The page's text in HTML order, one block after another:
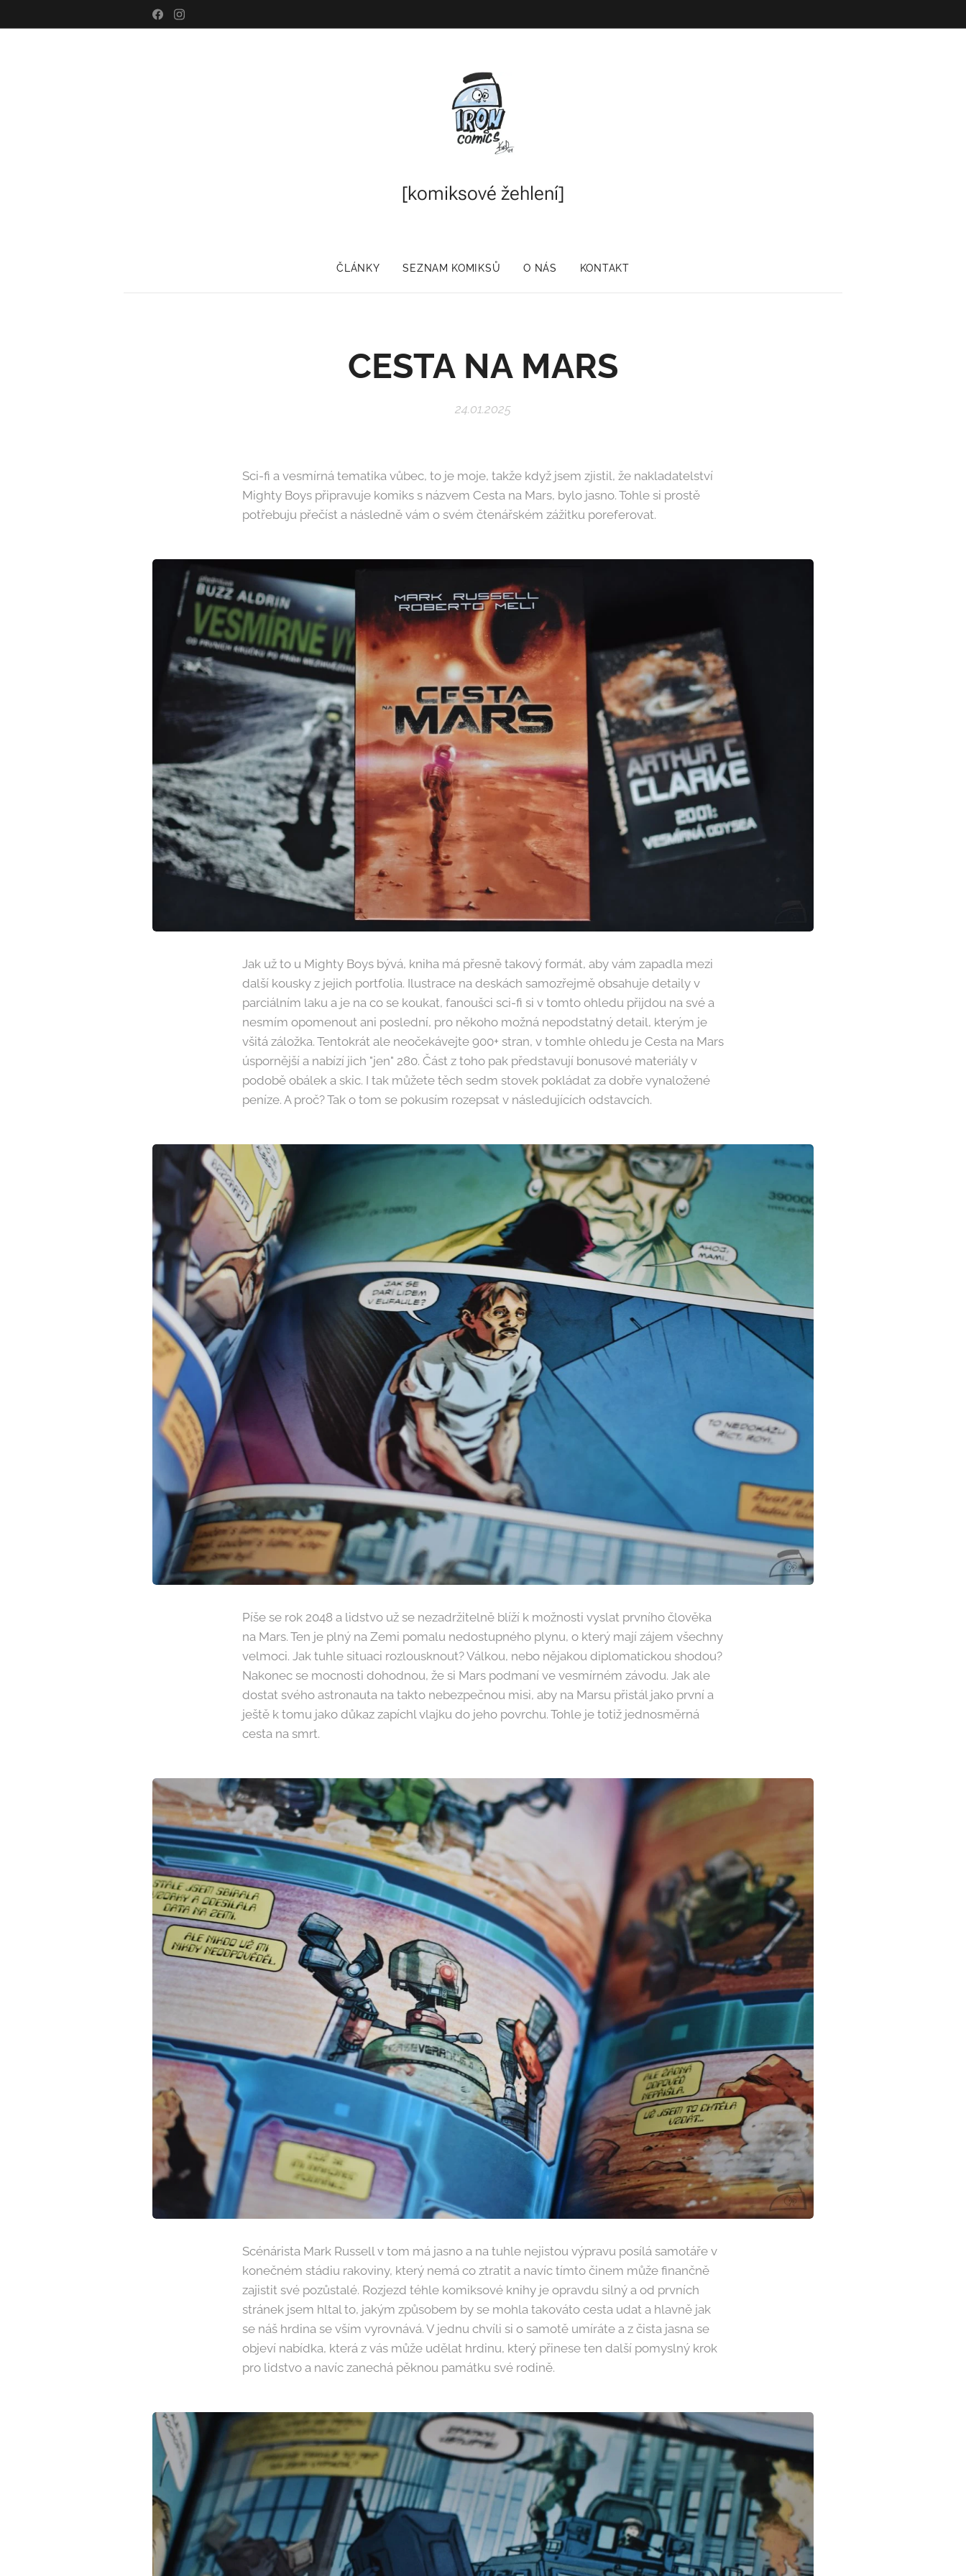
[komiksové žehlení]
ČLÁNKY SEZNAM KOMIKSŮ O NÁS KONTAKT
CESTA NA MARS
24.01.2025
Sci-fi a vesmírná tematika vůbec, to je moje, takže když jsem zjistil, že nakladatelství
Mighty Boys připravuje komiks s názvem Cesta na Mars, bylo jasno. Tohle si prostě
potřebuju přečíst a následně vám o svém čtenářském zážitku poreferovat.
Jak už to u Mighty Boys bývá, kniha má přesně takový formát, aby vám zapadla mezi
další kousky z jejich portfolia. Ilustrace na deskách samozřejmě obsahuje detaily v
parciálním laku a je na co se koukat, fanoušci sci-fi si v tomto ohledu přijdou na své a
nesmím opomenout ani poslední, pro někoho možná nepodstatný detail, kterým je
všitá záložka. Tentokrát ale neočekávejte 900+ stran, v tomhle ohledu je Cesta na Mars
úspornější a nabízí jich "jen" 280. Část z toho pak představují bonusové materiály v
podobě obálek a skic. I tak můžete těch sedm stovek pokládat za dobře vynaložené
peníze. A proč? Tak o tom se pokusím rozepsat v následujících odstavcích.
Píše se rok 2048 a lidstvo už se nezadržitelně blíží k možnosti vyslat prvního člověka
na Mars. Ten je plný na Zemi pomalu nedostupného plynu, o který mají zájem všechny
velmoci. Jak tuhle situaci rozlousknout? Válkou, nebo nějakou diplomatickou shodou?
Nakonec se mocnosti dohodnou, že si Mars podmaní ve vesmírném závodu. Jak ale
dostat svého astronauta na takto nebezpečnou misi, aby na Marsu přistál jako první a
ještě k tomu jako důkaz zapíchl vlajku do jeho povrchu. Tohle je totiž jednosměrná
cesta na smrt.
Scénárista Mark Russell v tom má jasno a na tuhle nejistou výpravu posílá samotáře v
konečném stádiu rakoviny, který nemá co ztratit a navíc tímto činem může finančně
zajistit své pozůstalé. Rozjezd téhle komiksové knihy je opravdu silný a od prvních
stránek jsem hltal to, jakým způsobem by se mohla takováto cesta udat a hlavně jak
se náš hrdina se vším vyrovnává. V jednu chvíli si o samotě umíráte a z čista jasna se
objeví nabídka, která z vás může udělat hrdinu, který přinese ten další pomyslný krok
pro lidstvo a navíc zanechá pěknou památku své rodině.